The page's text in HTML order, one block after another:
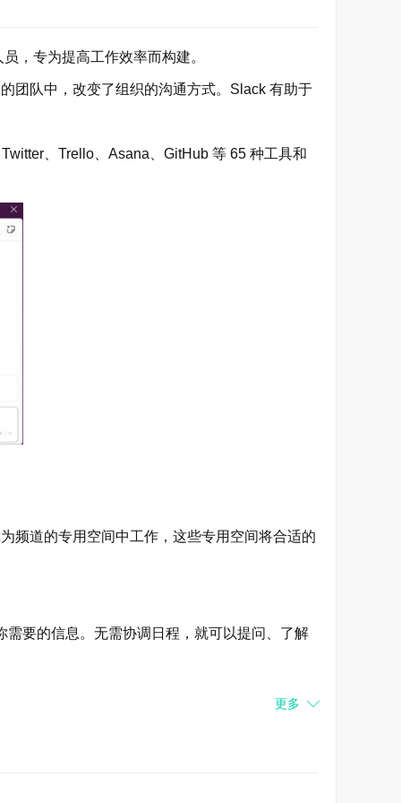
，专为提高工作效率而构建。
队中，改变了组织的沟通方式。Slack 有助于
、Trello、Asana、GitHub 等 65 种工具和
道的专用空间中工作，这些专用空间将合适的
要的信息。无需协调日程，就可以提问、了解
更多